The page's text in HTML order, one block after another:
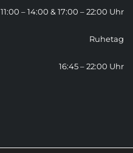
11:00 – 14:00 & 17:00 – 22:00 Uhr
Ruhetag
16:45 – 22:00 Uhr